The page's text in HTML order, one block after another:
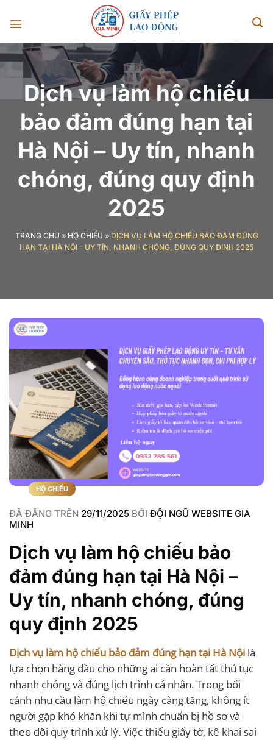
đến
nội
dung
Dịch vụ làm hộ chiếu
bảo đảm đúng hạn tại
Hà Nội – Uy tín, nhanh
chóng, đúng quy định
2025
TRANG CHỦ » HỘ CHIẾU » DỊCH VỤ LÀM HỘ CHIẾU BẢO ĐẢM ĐÚNG
HẠN TẠI HÀ NỘI – UY TÍN, NHANH CHÓNG, ĐÚNG QUY ĐỊNH 2025
HỘ CHIẾU
ĐÃ ĐĂNG TRÊN 29/11/2025 BỞI ĐỘI NGŨ WEBSITE GIA
MINH
Dịch vụ làm hộ chiếu bảo
đảm đúng hạn tại Hà Nội –
Uy tín, nhanh chóng, đúng
quy định 2025
Dịch vụ làm hộ chiếu bảo đảm đúng hạn tại Hà Nội là
lựa chọn hàng đầu cho những ai cần hoàn tất thủ tục
nhanh chóng và đúng lịch trình cá nhân. Trong bối
cảnh nhu cầu làm hộ chiếu ngày càng tăng, không ít
người gặp khó khăn khi tự mình chuẩn bị hồ sơ và
theo dõi quy trình xử lý. Việc thiếu giấy tờ, kê khai sai